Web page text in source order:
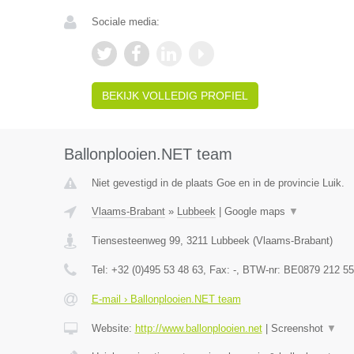
Sociale media:
BEKIJK VOLLEDIG PROFIEL
Ballonplooien.NET team
Niet gevestigd in de plaats Goe en in de provincie Luik.
Vlaams-Brabant» Lubbeek| Google maps ▼
Tiensesteenweg 99, 3211 Lubbeek(Vlaams-Brabant)
Tel: +32 (0)495 53 48 63, Fax: -, BTW-nr: BE0879 212
E-mail › Ballonplooien.NET team
Website: http://www.ballonplooien.net| Screenshot ▼